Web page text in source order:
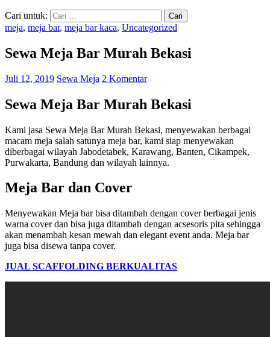
Cari untuk:
meja, meja bar, meja bar kaca, Uncategorized
Sewa Meja Bar Murah Bekasi
Juli 12, 2019 Sewa Meja 2 Komentar
Sewa Meja Bar Murah Bekasi
Kami jasa Sewa Meja Bar Murah Bekasi, menyewakan berbagai
macam meja salah satunya meja bar, kami siap menyewakan
diberbagai wilayah Jabodetabek, Karawang, Banten, Cikampek,
Purwakarta, Bandung dan wilayah lainnya.
Meja Bar dan Cover
Menyewakan Meja bar bisa ditambah dengan cover berbagai jenis
warna cover dan bisa juga ditambah dengan acsesoris pita sehingga
akan menambah kesan mewah dan elegant event anda. Meja bar
juga bisa disewa tanpa cover.
JUAL SCAFFOLDING BERKUALITAS